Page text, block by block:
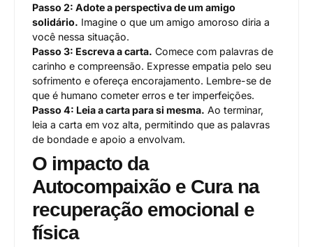
Passo 2: Adote a perspectiva de um amigo
solidário. Imagine o que um amigo amoroso diria a
você nessa situação.
Passo 3: Escreva a carta. Comece com palavras de
carinho e compreensão. Expresse empatia pelo seu
sofrimento e ofereça encorajamento. Lembre-se de
que é humano cometer erros e ter imperfeições.
Passo 4: Leia a carta para si mesma. Ao terminar,
leia a carta em voz alta, permitindo que as palavras
de bondade e apoio a envolvam.
O impacto da
Autocompaixão e Cura na
recuperação emocional e
física